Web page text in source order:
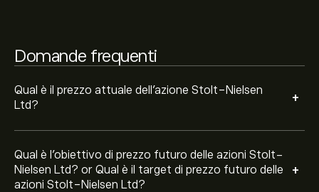
Domande frequenti
Qual è il prezzo attuale dell'azione Stolt-Nielsen
Ltd?
+
Qual è l'obiettivo di prezzo futuro delle azioni Stolt-
Nielsen Ltd? or Qual è il target di prezzo futuro delle
azioni Stolt-Nielsen Ltd?
+